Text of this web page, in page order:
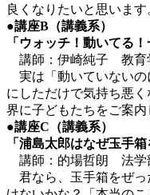
良くなりたいと思います
●講座B（講義系）
「ウォッチ！動いてる！
講師：伊崎純子 教育
実は「動いていないの
にしただけで気持ち悪
界に子どもたちをご案内
●講座C（講義系）
「浦島太郎はなぜ玉手
講師：的場哲朗 法学
君なら、玉手箱をぜっ